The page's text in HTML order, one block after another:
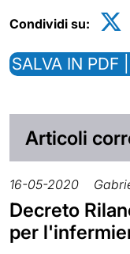
Condividi su:
SALVA IN PDF
Articoli
16-05-2020
Decreto
per